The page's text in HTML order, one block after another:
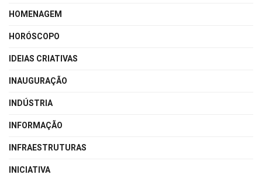
HOMENAGEM
HORÓSCOPO
IDEIAS CRIATIVAS
INAUGURAÇÃO
INDÚSTRIA
INFORMAÇÃO
INFRAESTRUTURAS
INICIATIVA